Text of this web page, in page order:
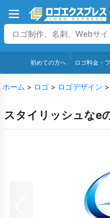
初めての方へ ロゴ料金・
ホーム > ロゴ > ロゴデザイン >
スタイリッシュなe